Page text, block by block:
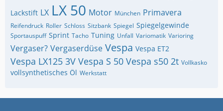
Lackstift LX LX 50 Motor München Primavera
Reifendruck Roller Schloss Sitzbank Spiegel Spiegelgewinde
Sportauspuff Sprint Tacho Tuning Unfall Variomatik Varioring
Vergaser? Vergaserdüse Vespa Vespa ET2
Vespa LX125 3V Vespa S 50 Vespa s50 2t Vollkasko
vollsynthetisches Öl Werkstatt